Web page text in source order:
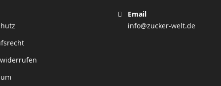
Email
info@zucker-welt.de